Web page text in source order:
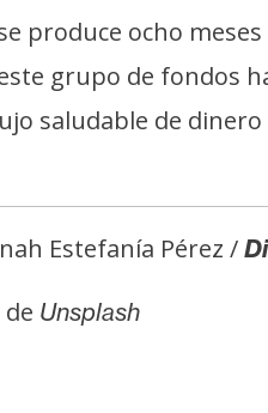
produce ocho
grupo de fondos
saludable de
Estefanía Pérez /
Unsplash